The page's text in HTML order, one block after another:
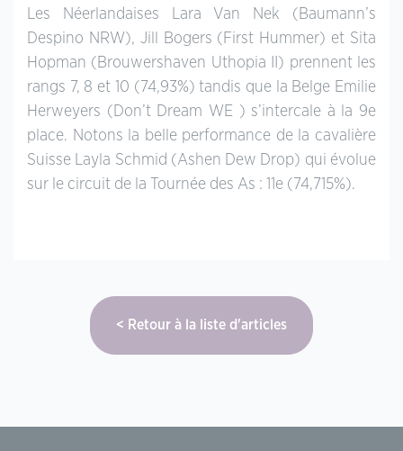
Les Néerlandaises Lara Van Nek (Baumann’s
Despino NRW), Jill Bogers (First Hummer) et Sita
Hopman (Brouwershaven Uthopia II) prennent les
rangs 7, 8 et 10 (74,93%) tandis que la Belge Emilie
Herweyers (Don’t Dream WE ) s’intercale à la 9e
place. Notons la belle performance de la cavalière
Suisse Layla Schmid (Ashen Dew Drop) qui évolue
sur le circuit de la Tournée des As : 11e (74,715%).
Retour à la liste d'articles